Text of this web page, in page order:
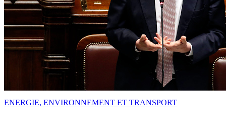
ENERGIE, ENVIRONNEMENT ET TRANSPORT